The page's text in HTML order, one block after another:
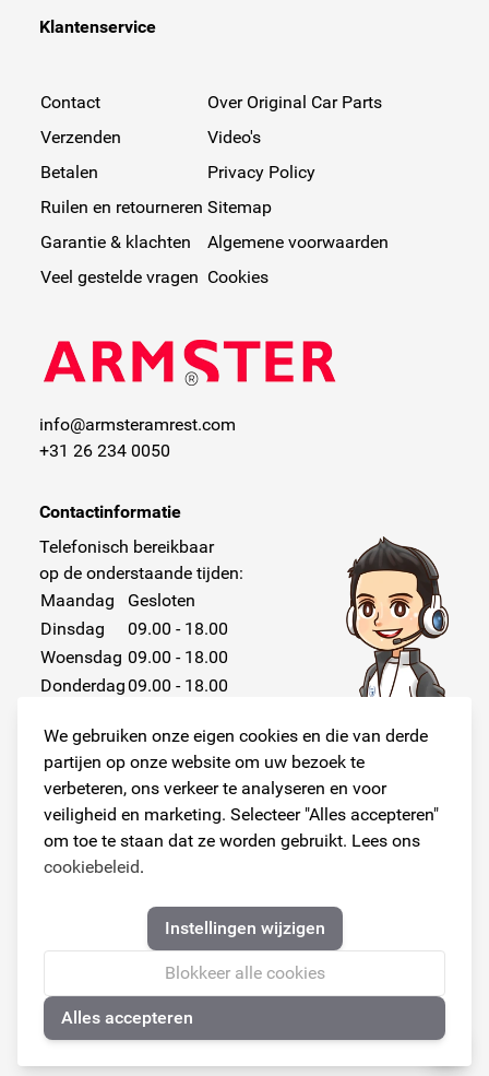
We gebruiken onze eigen cookies en die van derde
partijen op onze website om uw bezoek te
verbeteren, ons verkeer te analyseren en voor
veiligheid en marketing. Selecteer "Alles accepteren"
om toe te staan dat ze worden gebruikt. Lees ons
cookiebeleid.
Instellingen wijzigen
Blokkeer alle cookies
Alles accepteren
Klantenservice
Contact
Verzenden
Betalen
Ruilen en retourneren
Garantie & klachten
Veel gestelde vragen
Over Original Car Parts
Video's
Privacy Policy
Sitemap
Algemene voorwaarden
Cookies
info@armsteramrest.com
+31 26 234 0050
Contactinformatie
Telefonisch bereikbaar
op de onderstaande tijden:
Maandag
Gesloten
Dinsdag
09.00 - 18.00
Woensdag 09.00 - 18.00
Donderdag 09.00 - 18.00
Zaterdag
Gesloten
Zondag
Gesloten
Volg ons!
Armster Alle rechten voorbehouden
🍪